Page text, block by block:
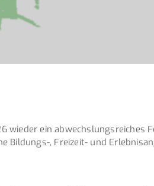
ein abwechslungsreiches
, Freizeit- und